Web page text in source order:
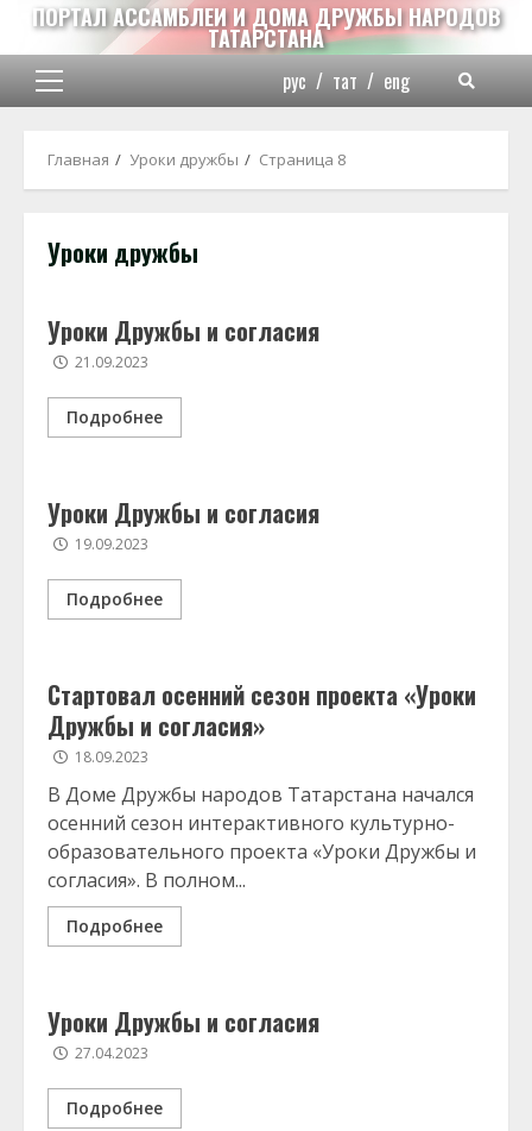
Перейти
содержимому
ПОРТАЛ АССАМБЛЕИ И ДОМА ДРУЖБЫ НАРОДОВ
ТАТАРСТАНА
Основное
рус / тат / eng
Главная Уроки дружбы Страница 8
Уроки дружбы
Уроки Дружбы и согласия
21.09.2023
Подробнее
Уроки Дружбы и согласия
19.09.2023
Подробнее
Стартовал осенний сезон проекта «Уроки
Дружбы и согласия»
18.09.2023
В Доме Дружбы народов Татарстана начался
осенний сезон интерактивного культурно-
образовательного проекта «Уроки Дружбы и
согласия». В полном...
Подробнее
Уроки Дружбы и согласия
27.04.2023
Подробнее